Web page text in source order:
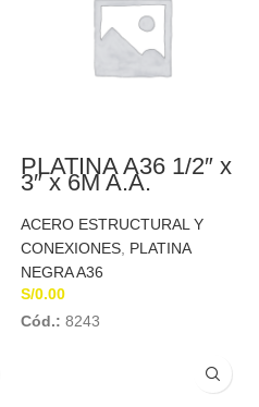
PLATINA A36 1/2″ x
3″ x 6M A.A.
ACERO ESTRUCTURAL Y
CONEXIONES PLATINA
NEGRA A36
S/0.00
Cód.: 8243